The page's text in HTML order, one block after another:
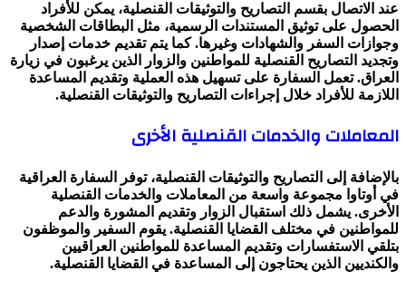
عند الاتصال بقسم التصاريح والتوثيقات القنصلية، يمكن للأفراد
الحصول على توثيق المستندات الرسمية، مثل البطاقات الشخصية
وجوازات السفر والشهادات وغيرها. كما يتم تقديم خدمات إصدار
وتجديد التصاريح القنصلية للمواطنين والزوار الذين يرغبون في زيارة
العراق. تعمل السفارة على تسهيل هذه العملية وتقديم المساعدة
اللازمة للأفراد خلال إجراءات التصاريح والتوثيقات القنصلية.
المعاملات والخدمات القنصلية الأخرى
بالإضافة إلى التصاريح والتوثيقات القنصلية، توفر السفارة العراقية
في أوتاوا مجموعة واسعة من المعاملات والخدمات القنصلية
الأخرى. يشمل ذلك استقبال الزوار وتقديم المشورة والدعم
للمواطنين في مختلف القضايا القنصلية. يقوم السفير والموظفون
بتلقي الاستفسارات وتقديم المساعدة للمواطنين العراقيين
والكنديين الذين يحتاجون إلى المساعدة في القضايا القنصلية.